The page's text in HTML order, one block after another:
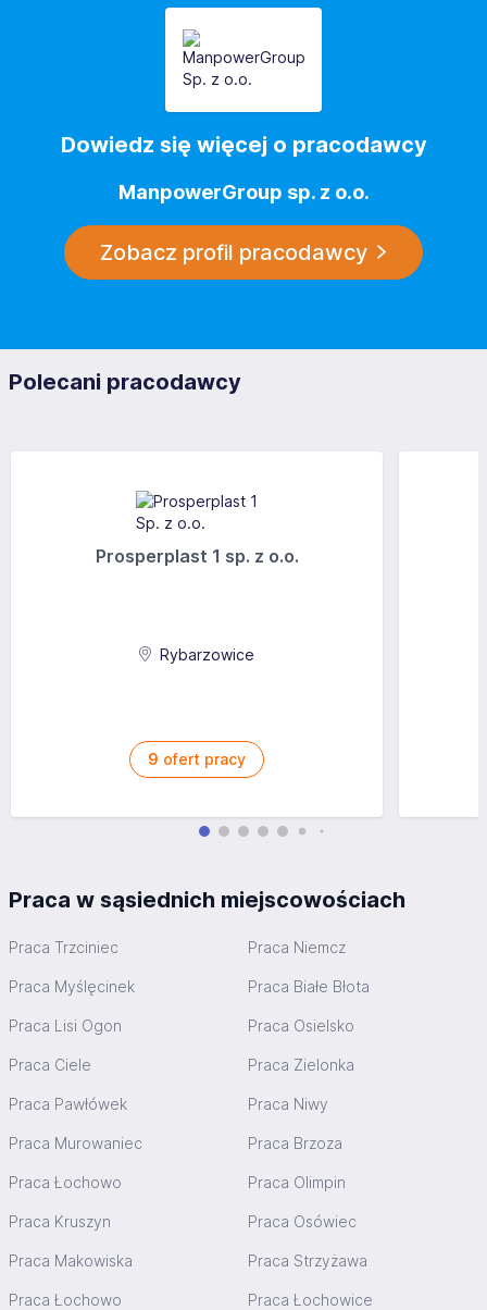
Dowiedz się więcej o pracodawcy
ManpowerGroup sp. z o.o.
Zobacz profil pracodawcy
Polecani pracodawcy
Prosperplast 1 sp. z o.o.
Rybarzowice
9 ofert pracy
Praca w sąsiednich miejscowościach
Praca Trzciniec Praca Niemcz
Praca Myślęcinek Praca Białe Błota
Praca Lisi Ogon Praca Osielsko
Praca Ciele Praca Zielonka
Praca Pawłówek Praca Niwy
Praca Murowaniec Praca Brzoza
Praca Łochowo Praca Olimpin
Praca Kruszyn Praca Osówiec
Praca Makowiska Praca Strzyżawa
Praca Łochowo Praca Łochowice